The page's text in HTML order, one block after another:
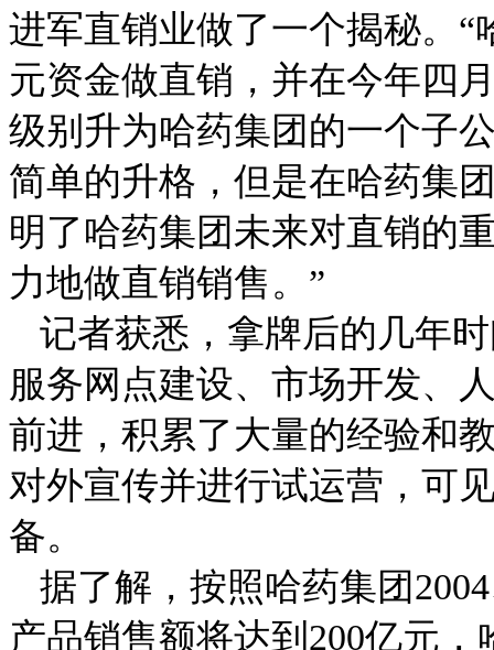
进军直销业做了一个揭秘。
元资金做直销，并在今年四
级别 升为哈药集团的一个子
简单的升格，但是在哈药集
明了哈药集团未来对直销的
力地做直销销售。”
记者获悉，拿牌后的几年
服务网点建设、市场开发、
前进，积累了大量的经验和
对外宣传并进行试运营，可
备。
据了解， 按照哈药集团2004
产品销售额将达到 200亿元，